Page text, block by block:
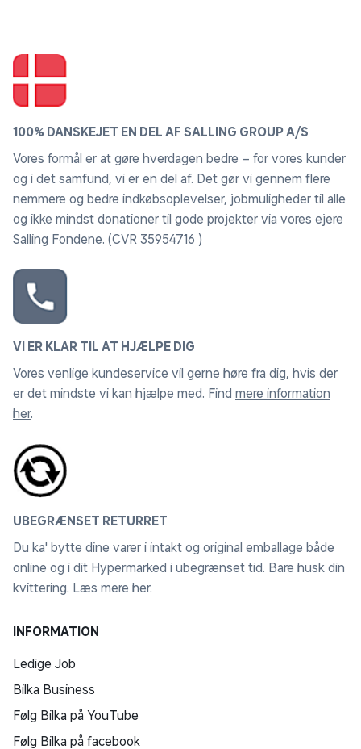
100% DANSKEJET EN DEL AF SALLING GROUP A/S
Vores formål er at gøre hverdagen bedre – for vores kunder
og i det samfund, vi er en del af. Det gør vi gennem flere
nemmere og bedre indkøbsoplevelser, jobmuligheder til alle
og ikke mindst donationer til gode projekter via vores ejere
Salling Fondene. (CVR 35954716 )
VI ER KLAR TIL AT HJÆLPE DIG
Vores venlige kundeservice vil gerne høre fra dig, hvis der
er det mindste vi kan hjælpe med. Find mere information
her.
UBEGRÆNSET RETURRET
Du ka' bytte dine varer i intakt og original emballage både
online og i dit Hypermarked i ubegrænset tid. Bare husk din
kvittering. Læs mere her.
INFORMATION
Ledige Job
Bilka Business
Følg Bilka på YouTube
Følg Bilka på facebook